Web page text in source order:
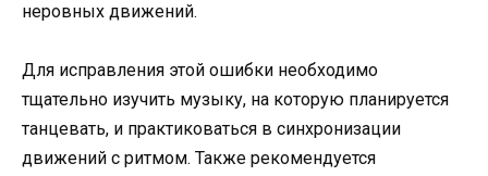
неровных движений.
Для исправления этой ошибки необходимо
тщательно изучить музыку, на которую планируется
танцевать, и практиковаться в синхронизации
движений с ритмом. Также рекомендуется